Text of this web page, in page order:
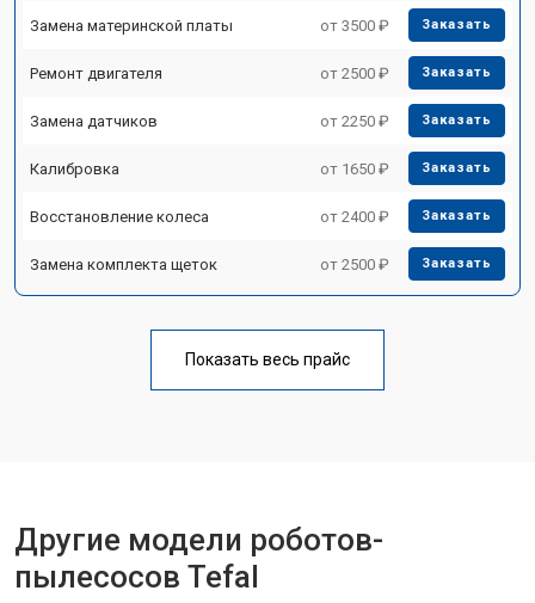
Замена материнской платы от 3500 ₽ Заказать
Ремонт двигателя от 2500 ₽ Заказать
Замена датчиков от 2250 ₽ Заказать
Калибровка от 1650 ₽ Заказать
Восстановление колеса от 2400 ₽ Заказать
Замена комплекта щеток от 2500 ₽ Заказать
Показать весь прайс
Другие модели роботов-
пылесосов Tefal